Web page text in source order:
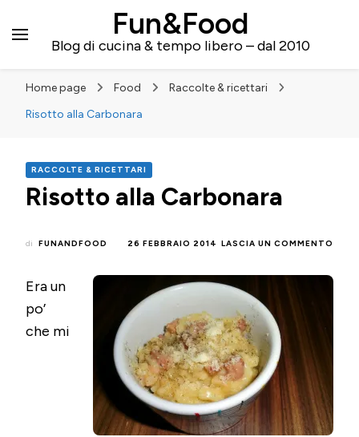
Fun&Food
Blog di cucina & tempo libero – dal 2010
Home page Food
Raccolte & ricettari
Risotto alla Carbonara
RACCOLTE & RICETTARI
Risotto alla Carbonara
di FUNANDFOOD 26 FEBBRAIO 2014 LASCIA UN COMMENTO
Era un
po’
che mi